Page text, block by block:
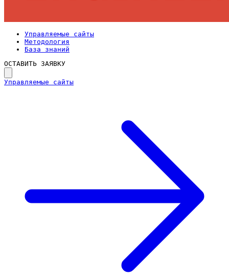
Управляемые сайты
Методология
База знаний
ОСТАВИТЬ ЗАЯВКУ
Управляемые сайты